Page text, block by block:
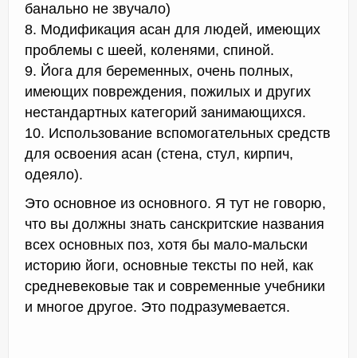
банально не звучало)
8. Модификация асан для людей, имеющих
проблемы с шеей, коленями, спиной.
9. Йога для беременных, очень полных,
имеющих повреждения, пожилых и других
нестандартных категорий занимающихся.
10. Использование вспомогательных средств
для освоения асан (стена, стул, кирпич,
одеяло).
Это основное из основного. Я тут не говорю,
что вы должны знать санскритские названия
всех основных поз, хотя бы мало-мальски
историю йоги, основные тексты по ней, как
средневековые так и современные учебники
и многое другое. Это подразумевается.